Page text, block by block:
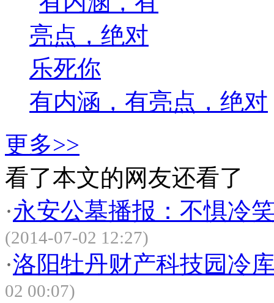
有内涵，有亮点，绝对
更多>>
看了本文的网友还看了
·永安公墓播报：不惧冷
(2014-07-02 12:27)
·洛阳牡丹财产科技园冷
02 00:07)